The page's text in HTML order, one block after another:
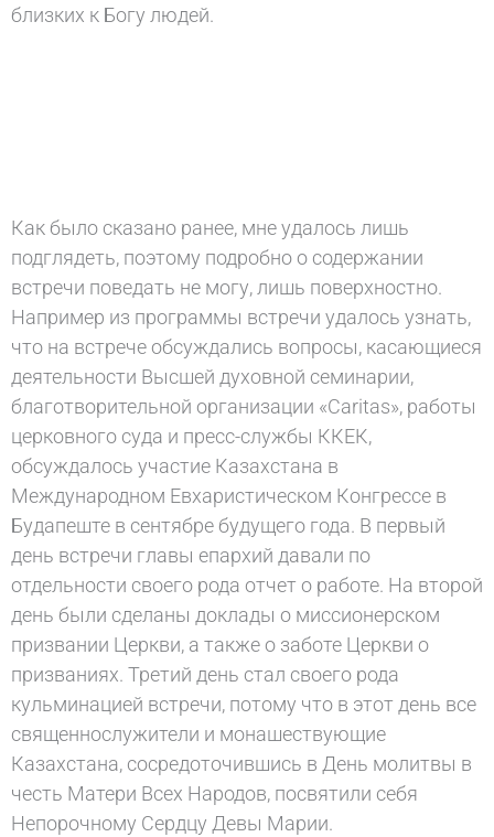
близких к Богу людей.
Как было сказано ранее, мне удалось лишь
подглядеть, поэтому подробно о содержании
встречи поведать не могу, лишь поверхностно.
Например из программы встречи удалось узнать,
что на встрече обсуждались вопросы, касающиеся
деятельности Высшей духовной семинарии,
благотворительной организации «Caritas», работы
церковного суда и пресс-службы ККЕК,
обсуждалось участие Казахстана в
Международном Евхаристическом Конгрессе в
Будапеште в сентябре будущего года. В первый
день встречи главы епархий давали по
отдельности своего рода отчет о работе. На второй
день были сделаны доклады о миссионерском
призвании Церкви, а также о заботе Церкви о
призваниях. Третий день стал своего рода
кульминацией встречи, потому что в этот день все
священнослужители и монашествующие
Казахстана, сосредоточившись в День молитвы в
честь Матери Всех Народов, посвятили себя
Непорочному Сердцу Девы Марии.